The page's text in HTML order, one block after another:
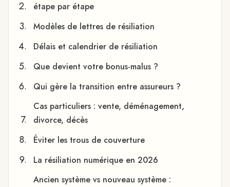
étape par étape
Modèles de lettres de résiliation
Délais et calendrier de résiliation
Que devient votre bonus-malus ?
Qui gère la transition entre assureurs ?
Cas particuliers : vente, déménagement,
divorce, décès
Éviter les trous de couverture
La résiliation numérique en 2026
Ancien système vs nouveau système :